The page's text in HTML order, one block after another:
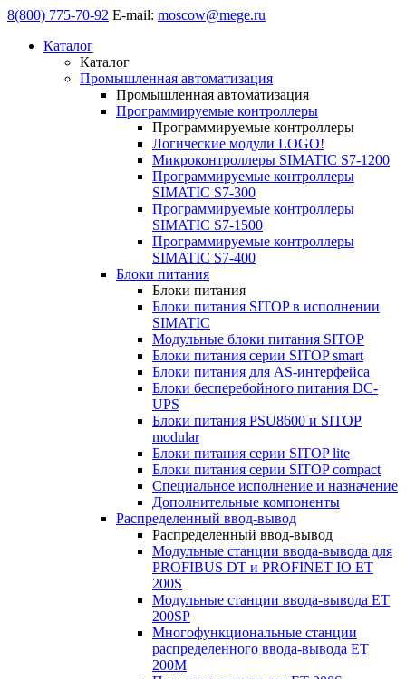
8(800) 775-70-92 E-mail: moscow@mege.ru
Каталог
Каталог
Промышленная автоматизация
Промышленная автоматизация
Программируемые контроллеры
Программируемые контроллеры
Логические модули LOGO!
Микроконтроллеры SIMATIC S7-1200
Программируемые контроллеры
SIMATIC S7-300
Программируемые контроллеры
SIMATIC S7-1500
Программируемые контроллеры
SIMATIC S7-400
Блоки питания
Блоки питания
Блоки питания SITOP в исполнении
SIMATIC
Модульные блоки питания SITOP
Блоки питания серии SITOP smart
Блоки питания для AS-интерфейса
Блоки бесперебойного питания DC-
UPS
Блоки питания PSU8600 и SITOP
modular
Блоки питания серии SITOP lite
Блоки питания серии SITOP compact
Специальное исполнение и назначение
Дополнительные компоненты
Распределенный ввод-вывод
Распределенный ввод-вывод
Модульные станции ввода-вывода для
PROFIBUS DT и PROFINET IO ET
200S
Модульные станции ввода-вывода ET
200SP
Многофункциональные станции
распределенного ввода-вывода ET
200M